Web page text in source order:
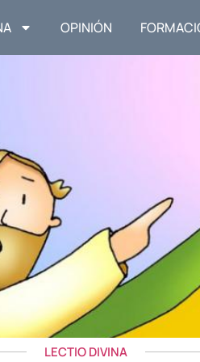
OPINIÓN
LECTIO DIVINA